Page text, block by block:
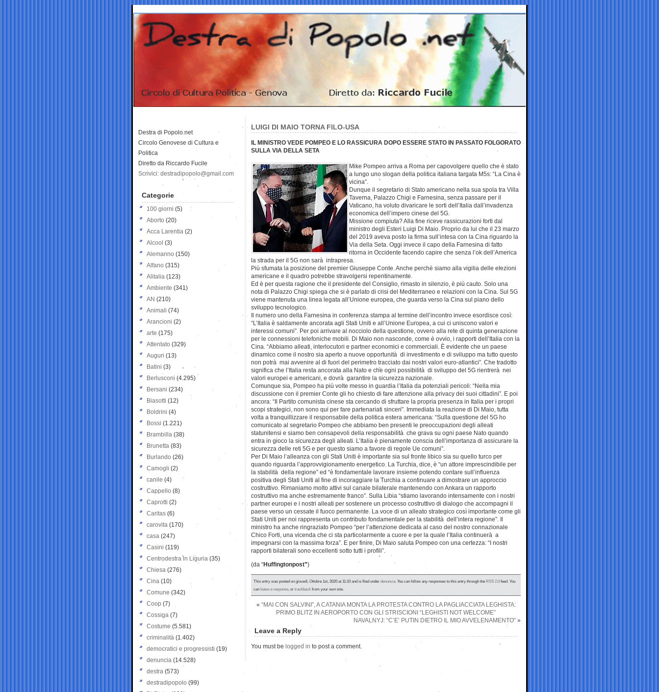
LUIGI DI MAIO TORNA FILO-USA
IL MINISTRO VEDE POMPEO E LO RASSICURA DOPO ESSERE STATO IN PASSATO FOLGORATO
SULLA VIA DELLA SETA
Mike Pompeo arriva a Roma per capovolgere quello che è stato
a lungo uno slogan della politica italiana targata M5s: “La Cina è
vicina”.
Dunque il segretario di Stato americano nella sua spola tra Villa
Taverna, Palazzo Chigi e Farnesina, senza passare per il
Vaticano, ha voluto divaricare le sorti dell’Italia dall’invadenza
economica dell’impero cinese del 5G.
Missione compiuta? Alla fine riceve rassicurazioni forti dal
ministro degli Esteri Luigi Di Maio. Proprio da lui che il 23 marzo
del 2019 aveva posto la firma sull’intesa con la Cina riguardo la
Via della Seta. Oggi invece il capo della Farnesina di fatto
ritorna in Occidente facendo capire che senza l’ok dell’America
la strada per il 5G non sarà intrapresa.
Più sfumata la posizione del premier Giuseppe Conte. Anche perchè siamo alla vigilia delle elezioni
americane e il quadro potrebbe stravolgersi repentinamente.
Ed è per questa ragione che il presidente del Consiglio, rimasto in silenzio, è più cauto. Solo una
nota di Palazzo Chigi spiega che si è parlato di crisi del Mediterraneo e relazioni con la Cina. Sul 5G
viene mantenuta una linea legata all’Unione europea, che guarda verso la Cina sul piano dello
sviluppo tecnologico.
Il numero uno della Farnesina in conferenza stampa al termine dell’incontro invece esordisce così:
“L’Italia è saldamente ancorata agli Stati Uniti e all’Unione Europea, a cui ci uniscono valori e
interessi comuni”. Per poi arrivare al nocciolo della questione, ovvero alla rete di quinta generazione
per le connessioni telefoniche mobili. Di Maio non nasconde, come è ovvio, i rapporti dell’Italia con la
Cina. “Abbiamo alleati, interlocutori e partner economici e commerciali. È evidente che un paese
dinamico come il nostro sia aperto a nuove opportunità di investimento e di sviluppo ma tutto questo
non potrà mai avvenire al di fuori del perimetro tracciato dai nostri valori euro-atlantici”. Che tradotto
significa che l’Italia resta ancorata alla Nato e che ogni possibilità di sviluppo del 5G rientrerà nei
valori europei e americani, e dovrà garantire la sicurezza nazionale.
Comunque sia, Pompeo ha più volte messo in guardia l’Italia da potenziali pericoli: “Nella mia
discussione con il premier Conte gli ho chiesto di fare attenzione alla privacy dei suoi cittadini”. E poi
ancora: “Il Partito comunista cinese sta cercando di sfruttare la propria presenza in Italia per i propri
scopi strategici, non sono qui per fare partenariati sinceri”. Immediata la reazione di Di Maio, tutta
volta a tranquillizzare il responsabile della politica estera americana: “Sulla questione del 5G ho
comunicato al segretario Pompeo che abbiamo ben presenti le preoccupazioni degli alleati
statunitensi e siamo ben consapevoli della responsabilità che grava su ogni paese Nato quando
entra in gioco la sicurezza degli alleati. L’Italia è pienamente conscia dell’importanza di assicurare la
sicurezza delle reti 5G e per questo siamo a favore di regole Ue comuni”.
Per Di Maio l’alleanza con gli Stati Uniti è importante sia sul fronte libico sia su quello turco per
quando riguarda l’approvvigionamento energetico. La Turchia, dice, è “un attore imprescindibile per
la stabilità della regione” ed “è fondamentale lavorare insieme potendo contare sull’influenza
positiva degli Stati Uniti al fine di incoraggiare la Turchia a continuare a dimostrare un approccio
costruttivo. Rimaniamo molto attivi sul canale bilaterale mantenendo con Ankara un rapporto
costruttivo ma anche estremamente franco”. Sulla Libia “stiamo lavorando intensamente con i nostri
partner europei e i nostri alleati per sostenere un processo costruttivo di dialogo che accompagni il
paese verso un cessate il fuoco permanente. La voce di un alleato strategico così importante come gli
Stati Uniti per noi rappresenta un contributo fondamentale per la stabilità dell’intera regione”. Il
ministro ha anche ringraziato Pompeo “per l’attenzione dedicata al caso del nostro connazionale
Chico Forti, una vicenda che ci sta particolarmente a cuore e per la quale l’Italia continuerà a
impegnarsi con la massima forza”. E per finire, Di Maio saluta Pompeo con una certezza: “I nostri
rapporti bilaterali sono eccellenti sotto tutti i profili”.
(da “Huffingtonpost”)
This entry was posted on giovedì, Ottobre 1st, 2020 at 11:10 and is filed underdenuncia. You can follow any responses to this entry through theRSS 2.0feed. You
canleave a response, ortrackbackfrom your own site.
« “MAI CON SALVINI”, A CATANIA MONTA LA PROTESTA CONTRO LA PAGLIACCIATA LEGHISTA:
PRIMO BLITZ IN AEROPORTO CON GLI STRISCIONI “LEGHISTI NOT WELCOME”
NAVALNYJ: “C’E’ PUTIN DIETRO IL MIO AVVELENAMENTO” »
Leave a Reply
You must be logged in to post a comment.
Destra di Popolo.net
Circolo Genovese di Cultura e
Politica
Diretto da Riccardo Fucile
Scrivici: destradipopolo@gmail.com
Categorie
100 giorni (5)
Aborto (20)
Acca Larentia (2)
Alcool (3)
Alemanno (150)
Alfano (315)
Alitalia (123)
Ambiente (341)
AN (210)
Animali (74)
Arancioni (2)
arte (175)
Attentato (329)
Auguri (13)
Batini (3)
Berlusconi (4.295)
Bersani (234)
Biasotti (12)
Boldrini (4)
Bossi (1.221)
Brambilla (38)
Brunetta (83)
Burlando (26)
Camogli (2)
canile (4)
Cappello (8)
Caprotti (2)
Caritas (6)
carovita (170)
casa (247)
Casini (119)
Centrodestra in Liguria (35)
Chiesa (276)
Cina (10)
Comune (342)
Coop (7)
Cossiga (7)
Costume (5.581)
criminalità (1.402)
democratici e progressisti (19)
denuncia (14.528)
destra (573)
destradipopolo (99)